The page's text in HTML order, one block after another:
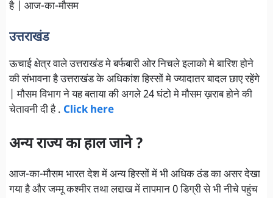
है | आज-का-मौसम
उत्तराखंड
ऊचाई क्षेत्र वाले उत्तराखंड मे बर्फबारी ओर निचले इलाको मे बारिश होने
की संभावना है उत्तराखंड के अधिकांश हिस्सों मे ज्यादातर बादल छाए रहेंगे
| मौसम विभाग ने यह बताया की अगले 24 घंटो मे मौसम ख़राब होने की
चेतावनी दी है . Click here
अन्य राज्य का हाल जाने ?
आज-का-मौसम भारत देश में अन्य हिस्सों में भी अधिक ठंड का असर देखा
गया है और जम्मू कश्मीर तथा लद्दाख में तापमान 0 डिग्री से भी नीचे पहुंच